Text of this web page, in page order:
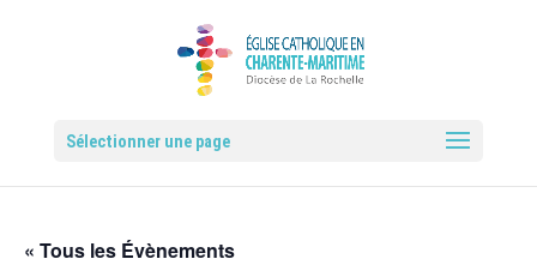
Sélectionner une page
« Tous les Évènements